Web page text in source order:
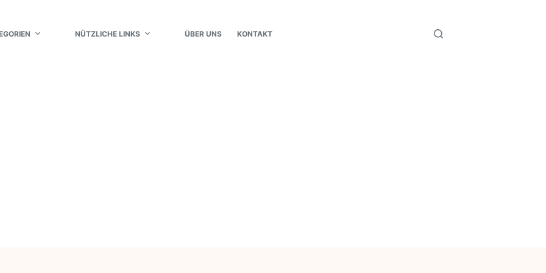
NÜTZLICHE LINKS ÜBER UNS KONTAKT